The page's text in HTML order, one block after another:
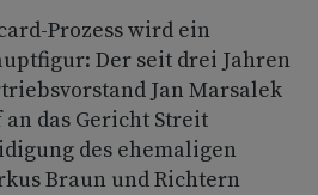
Prozess wird ein
Der seit drei Jahren
Jan Marsalek
das Gericht Streit
des ehemaligen
Braun und Richtern